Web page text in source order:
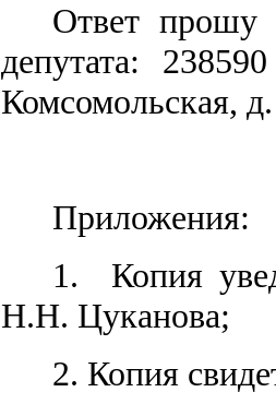
Ответ прошу
депутата:
Комсомольская,
Приложения:
1.
Копия
Н.Н. Цуканова;
2. Копия